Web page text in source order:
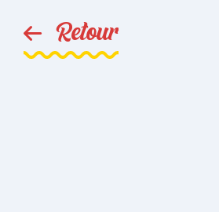
Retour